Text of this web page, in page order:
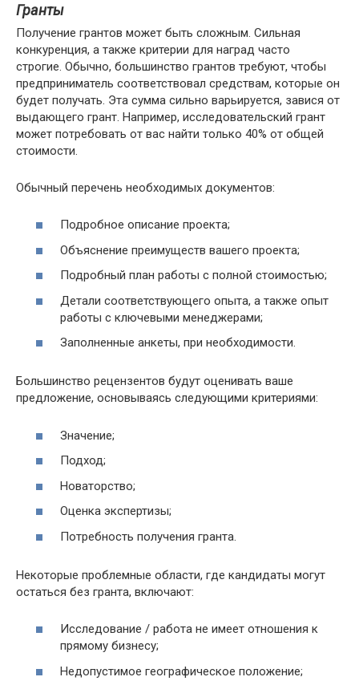
Гранты
Получение грантов может быть сложным. Сильная
конкуренция, а также критерии для наград часто
строгие. Обычно, большинство грантов требуют, чтобы
предприниматель соответствовал средствам, которые он
будет получать. Эта сумма сильно варьируется, завися от
выдающего грант. Например, исследовательский грант
может потребовать от вас найти только 40% от общей
стоимости.
Обычный перечень необходимых документов:
Подробное описание проекта;
Объяснение преимуществ вашего проекта;
Подробный план работы с полной стоимостью;
Детали соответствующего опыта, а также опыт
работы с ключевыми менеджерами;
Заполненные анкеты, при необходимости.
Большинство рецензентов будут оценивать ваше
предложение, основываясь следующими критериями:
Значение;
Подход;
Новаторство;
Оценка экспертизы;
Потребность получения гранта.
Некоторые проблемные области, где кандидаты могут
остаться без гранта, включают:
Исследование / работа не имеет отношения к
прямому бизнесу;
Недопустимое географическое положение;